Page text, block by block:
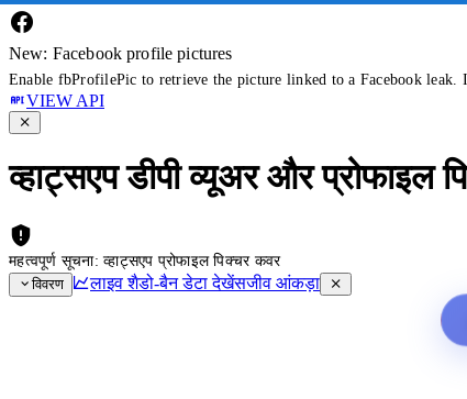
New: Facebook profile pictures
Enable fbProfilePic to retrieve the picture linked to a Facebook leak.
VIEW API
व्हाट्सएप डीपी व्यूअर और प्रोफाइल
महत्वपूर्ण सूचना: व्हाट्सएप प्रोफाइल पिक्चर कवर
विवरण
लाइव शैडो-बैन डेटा देखेंसजीव आंकड़ा